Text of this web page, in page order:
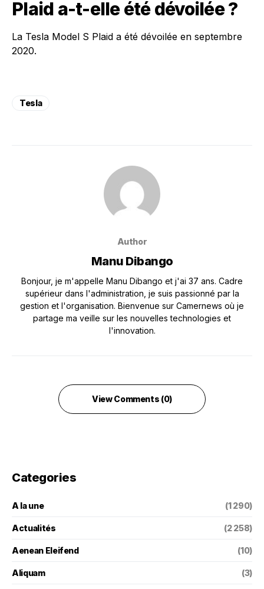
Plaid a-t-elle été dévoilée ?
La Tesla Model S Plaid a été dévoilée en septembre
2020.
Tesla
Author
Manu Dibango
Bonjour, je m'appelle Manu Dibango et j'ai 37 ans. Cadre
supérieur dans l'administration, je suis passionné par la
gestion et l'organisation. Bienvenue sur Camernews où je
partage ma veille sur les nouvelles technologies et
l'innovation.
View Comments (0)
Categories
A la une (1 290)
Actualités (2 258)
Aenean Eleifend (10)
Aliquam (3)